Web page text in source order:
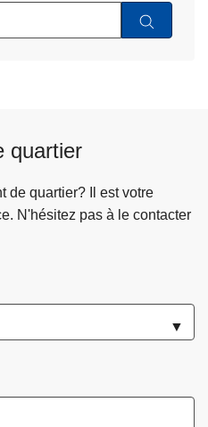
quartier
de quartier? Il est votre
N'hésitez pas à le contacter
▼